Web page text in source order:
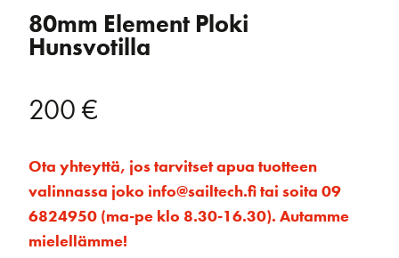
80mm Element Ploki
Hunsvotilla
200€
Ota yhteyttä, jos tarvitset apua tuotteen
valinnassa joko info@sailtech.fi tai soita 09
6824950 (ma-pe klo 8.30-16.30). Autamme
mielellämme!